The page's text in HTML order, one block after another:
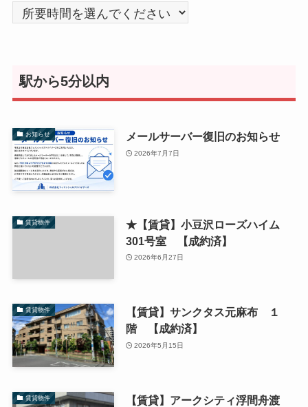
駅から5分以内
お知らせ メールサーバー復旧のお知らせ
2026年7月7日
賃貸物件
★【賃貸】小豆沢ローズハイム
301号室 【成約済】
2026年6月27日
賃貸物件
【賃貸】サンクタス元麻布 １
階 【成約済】
2026年5月15日
賃貸物件
【賃貸】アークシティ浮間舟渡